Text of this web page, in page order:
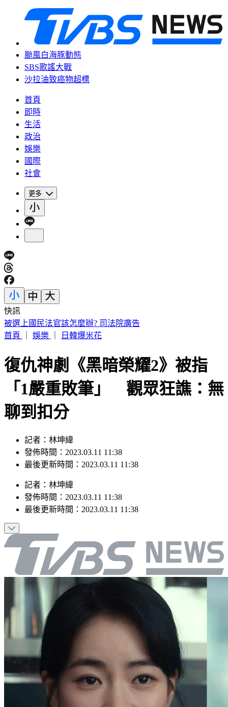
颱風白海豚動態
SBS歌謠大戰
沙拉油致癌物超標
首頁
即時
生活
政治
娛樂
國際
社會
更多
快訊
台積電嘉義廠已釀2死5傷 急請3神明坐鎮
首頁
娛樂 日韓爆米花
復仇神劇《黑暗榮耀2》被指
「1嚴重敗筆」 觀眾狂譙：無
聊到扣分
記者：林坤緯
發佈時間：2023.03.11 11:38
最後更新時間：2023.03.11 11:38
記者 ： 林坤緯
發佈時間： 2023.03.11 11:38
最後更新時間： 2023.03.11 11:38